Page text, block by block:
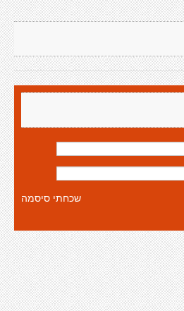
שכחתי סיסמה